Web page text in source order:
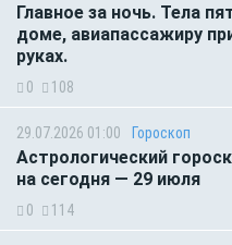
Главное за ночь. Тела
доме, авиапассажиру
руках.
0 108
29.07.2026 01:00 Гороскоп
Астрологический
на сегодня — 29 июля
0 114